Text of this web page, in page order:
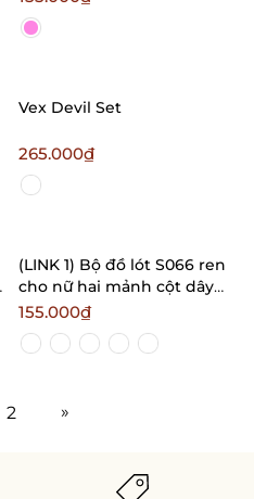
Bralettehousevn
Vex Devil Set
265.000₫
(LINK 1) Bộ đồ lót S066 ren
cho nữ hai mảnh cột dây
Bralettehousevn
155.000₫
2 »